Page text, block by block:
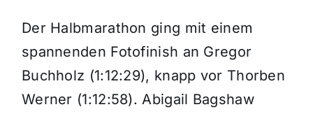
Der Halbmarathon ging mit einem
spannenden Fotofinish an Gregor
Buchholz (1:12:29), knapp vor Thorben
Werner (1:12:58). Abigail Bagshaw